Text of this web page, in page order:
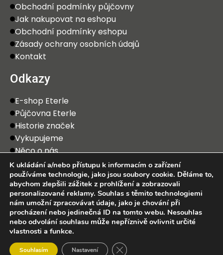
Obchodní podmínky půjčovny
Jak nakupovat na eshopu
Obchodní podmínky eshopu
Zásady ochrany osobních údajů
Kontakt
Odkazy
E-shop Eterle
Půjčovna Eterle
Historie značek
Vykupujeme
Něco o nás
2025 Eterle CZ, s.r.o. Všechna práva vyhrazena.
K ukládání a/nebo přístupu k informacím o zařízení
používáme technologie, jako jsou soubory cookie. Děláme to,
abychom zlepšili zážitek z prohlížení a zobrazovali
personalizované reklamy. Souhlas s těmito technologiemi
nám umožní zpracovávat údaje, jako je chování při
procházení nebo jedinečná ID na tomto webu. Nesouhlas
nebo odvolání souhlasu může nepříznivě ovlivnit určité
vlastnosti a funkce.
Souhlasím Nastavení Zavřít cookie lištu GDPR